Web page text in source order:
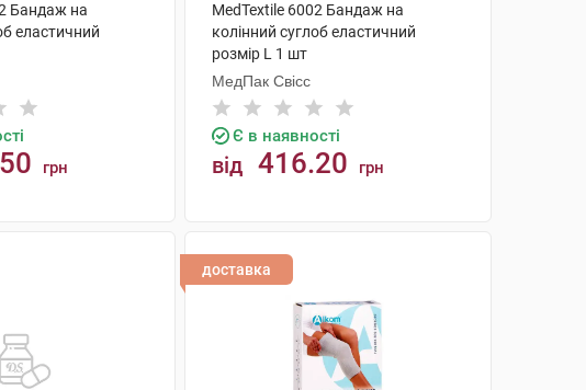
Бандаж на
еластичний
грн
MedTextile 6002 Бандаж на
колінний суглоб еластичний
розмір L 1 шт
МедПак Свісс
Є в наявності
від 416.20 грн
доставка